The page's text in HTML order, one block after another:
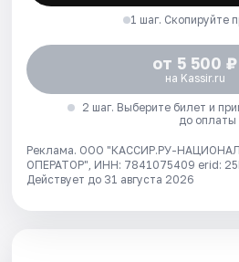
1 шаг. Скопируйте
от 5 500 ₽
на Kassir.ru
2 шаг. Выберите билет и
до оплаты
Реклама. ООО "КАССИР.РУ-
ОПЕРАТОР", ИНН: 7841075409 erid:
Действует до 31 августа 2026